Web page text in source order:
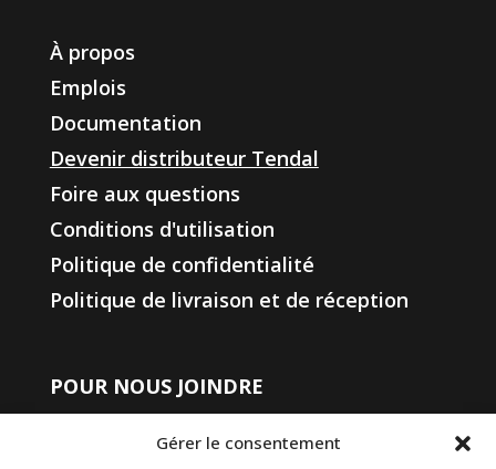
Gérer le consentement
À propos
Emplois
Documentation
Devenir distributeur Tendal
Foire aux questions
Conditions d'utilisation
Politique de confidentialité
Politique de livraison et de réception
POUR NOUS JOINDRE
450 508-4400